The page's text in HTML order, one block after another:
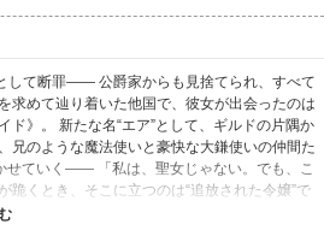
して断罪―― 公爵家からも見捨てられ、すべて
求めて辿り着いた他国で、彼女が出会ったのは
》。 新たな名“エア”として、ギルドの片隅か
兄のような魔法使いと豪快な大鎌使いの仲間た
せていく―― 「私は、聖女じゃない。でも、こ
くとき、そこに立つのは“追放された令嬢”で
った――。 追放され、すべてを失った少女が仲